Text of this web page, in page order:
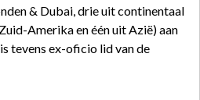
& Dubai, drie uit continentaal
Amerika en één uit Azië) aan
tevens ex-oficio lid van de